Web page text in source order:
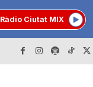
Ràdio Ciutat MIX